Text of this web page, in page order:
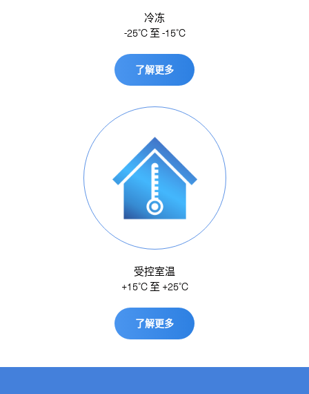
冷冻
-25˚C 至 -15˚C
了解更多
受控室温
+15˚C 至 +25˚C
了解更多